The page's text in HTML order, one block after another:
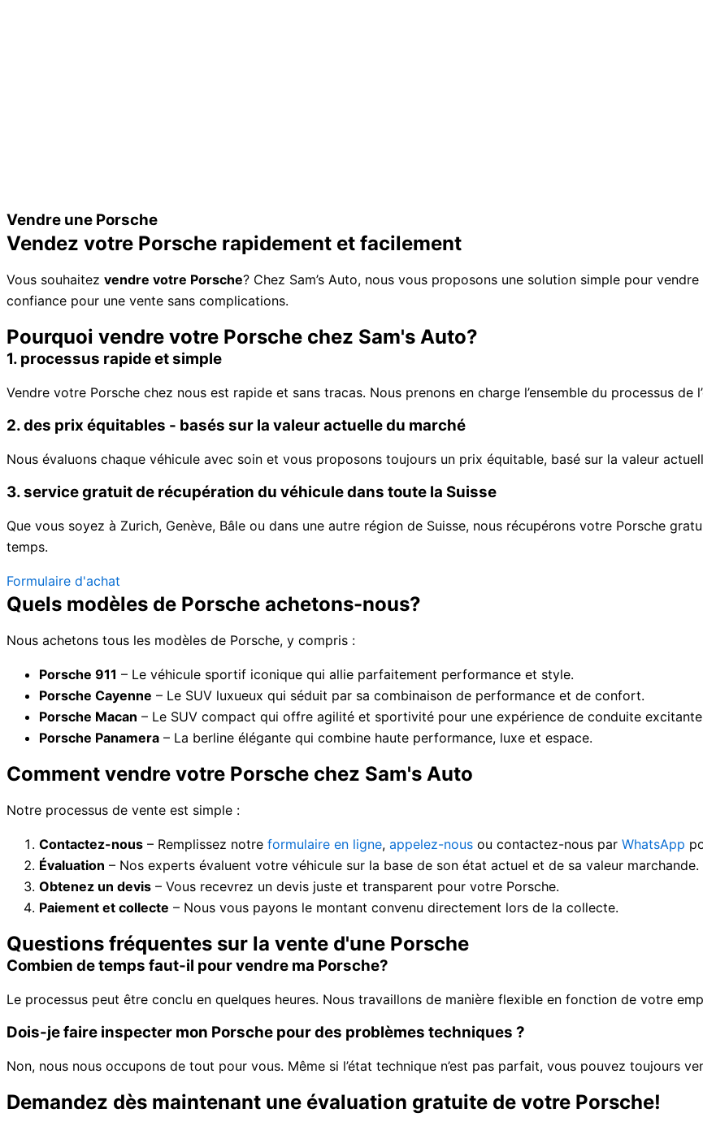
Vendre une Porsche
Vendez votre Porsche rapidement et facilement
Vous souhaitez vendre votre Porsche? Chez Sam’s Auto, nous vous proposons une solution simple pour
confiance pour une vente sans complications.
Pourquoi vendre votre Porsche chez Sam's Auto?
1. processus rapide et simple
Vendre votre Porsche chez nous est rapide et sans tracas. Nous prenons en charge l’ensemble du processus
2. des prix équitables - basés sur la valeur actuelle du marché
Nous évaluons chaque véhicule avec soin et vous proposons toujours un prix équitable, basé sur la valeur
3. service gratuit de récupération du véhicule dans toute la Suisse
Que vous soyez à Zurich, Genève, Bâle ou dans une autre région de Suisse, nous récupérons votre Porsche
temps.
Formulaire d'achat
Quels modèles de Porsche achetons-nous?
Nous achetons tous les modèles de Porsche, y compris :
Porsche 911 – Le véhicule sportif iconique qui allie parfaitement performance et style.
Porsche Cayenne – Le SUV luxueux qui séduit par sa combinaison de performance et de confort.
Porsche Macan – Le SUV compact qui offre agilité et sportivité pour une expérience de conduite
Porsche Panamera – La berline élégante qui combine haute performance, luxe et espace.
Comment vendre votre Porsche chez Sam's Auto
Notre processus de vente est simple :
Contactez-nous – Remplissez notre formulaire en ligne, appelez-nous ou contactez-nous par WhatsApp
Évaluation – Nos experts évaluent votre véhicule sur la base de son état actuel et de sa valeur marchande.
Obtenez un devis – Vous recevrez un devis juste et transparent pour votre Porsche.
Paiement et collecte – Nous vous payons le montant convenu directement lors de la collecte.
Questions fréquentes sur la vente d'une Porsche
Combien de temps faut-il pour vendre ma Porsche?
Le processus peut être conclu en quelques heures. Nous travaillons de manière flexible en fonction de votre
Dois-je faire inspecter mon Porsche pour des problèmes techniques ?
Non, nous nous occupons de tout pour vous. Même si l’état technique n’est pas parfait, vous pouvez toujours
Demandez dès maintenant une évaluation gratuite de votre Porsche!